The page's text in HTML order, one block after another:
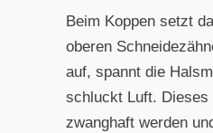
Beim Koppen setzt
oberen
auf, spannt die
schluckt Luft. Dieses
zwanghaft werden